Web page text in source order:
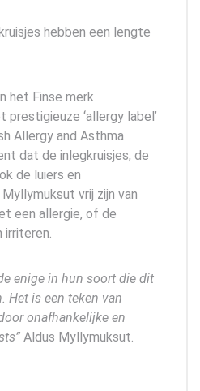
hebben een lengte
het Finse merk
‘allergy label’
Allergy and Asthma
dat de inlegkruisjes, de
de luiers en
vrij zijn van
een allergie, of de
irriteren.
enige in hun soort die dit
Het is een teken van
onafhankelijke en
Aldus Myllymuksut.